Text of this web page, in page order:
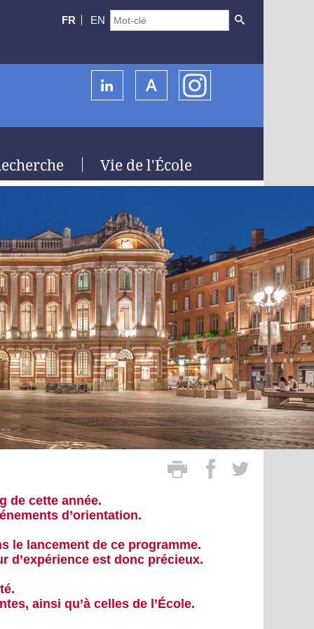
FR EN
Vie de l'École
de cette année.
d’orientation.
le lancement de ce programme.
d’expérience est donc précieux.
ainsi qu’à celles de l’École.